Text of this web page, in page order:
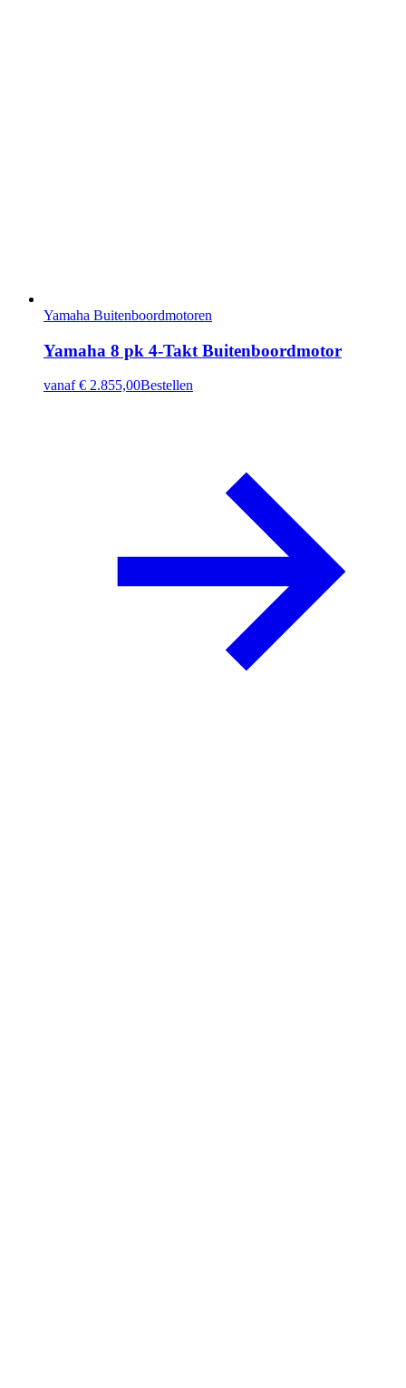
Yamaha Buitenboordmotoren
Yamaha 8 pk 4-Takt Buitenboordmotor
vanaf € 2.855,00Bestellen